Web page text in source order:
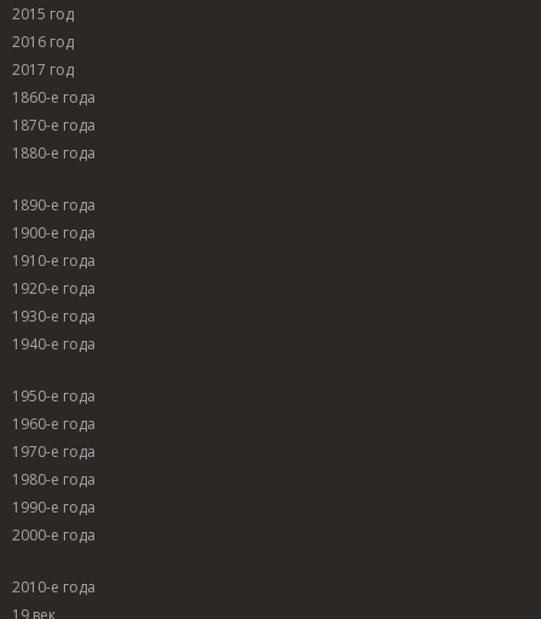
2015 год
2016 год
2017 год
1860-е года
1870-е года
1880-е года
1890-е года
1900-е года
1910-е года
1920-е года
1930-е года
1940-е года
1950-е года
1960-е года
1970-е года
1980-е года
1990-е года
2000-е года
2010-е года
19 век